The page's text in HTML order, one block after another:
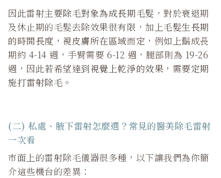
因此雷射主要除毛對象為成長期毛髮 ，對於衰退期
及休止期的毛髮去除效果很有限，加上毛髮生長期
的時間長度，視皮膚所在區域而定 ，例如上鬍成長
期約 4-14 週，手臂需要 6-12 週，腿部則為 19-26
週，因此若希望達到視覺上乾淨的效果，需要定期
施打雷射除毛 。
(二)私處、腋下雷射怎麼選？常見的醫美除毛雷射
一次看
市面上的雷射除毛儀器很多種，以下讓我們為你簡
介這些機台的差異：